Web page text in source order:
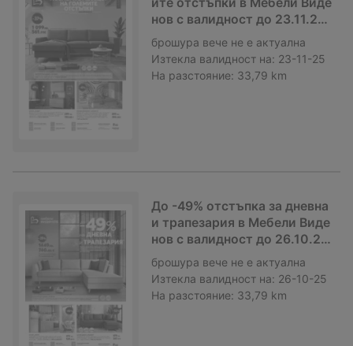
нов с валидност до 23.11.202
5
брошура вече не е актуална
Изтекла валидност на: 23-11-25
На разстояние: 33,79 km
До -49% отстъпка за дневна
и трапезария в Мебели Виде
нов с валидност до 26.10.20
25
брошура вече не е актуална
Изтекла валидност на: 26-10-25
На разстояние: 33,79 km